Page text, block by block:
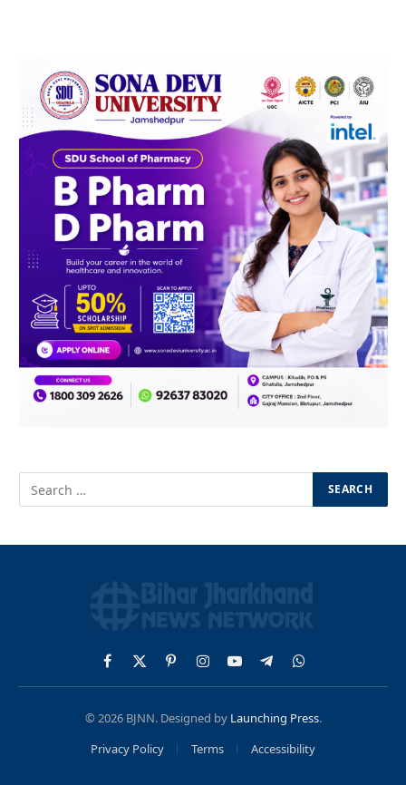
Facebook
X
(Twitter)
PinterestInstagram
YouTubeTelegramWhatsApp
© 2026 BJNN. Designed by Launching Press.
Privacy Policy
Terms Accessibility